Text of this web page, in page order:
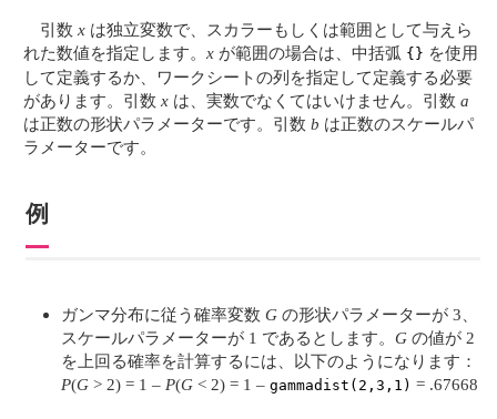
引数x は独立変数で、スカラーもしくは範囲として与えら
れた数値を指定します。x が範囲の場合は、中括弧 {} を使用
して定義するか、ワークシートの列を指定して定義する必要
があります。引数x は、実数でなくてはいけません。引数a
は正数の形状パラメーターです。引数b は正数のスケールパ
ラメーターです。
例
ガンマ分布に従う確率変数 G の形状パラメーターが 3、
スケールパラメーターが 1 であるとします。 G の値が 2
を上回る確率を計算するには、以下のようになります：
P(G > 2) = 1 – P(G < 2) = 1 – gammadist(2,3,1) = .67668